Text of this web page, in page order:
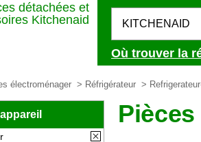
détachées et
Kitchenaid
KITCHENAID
Où trouver la
électroménager > Réfrigérateur >